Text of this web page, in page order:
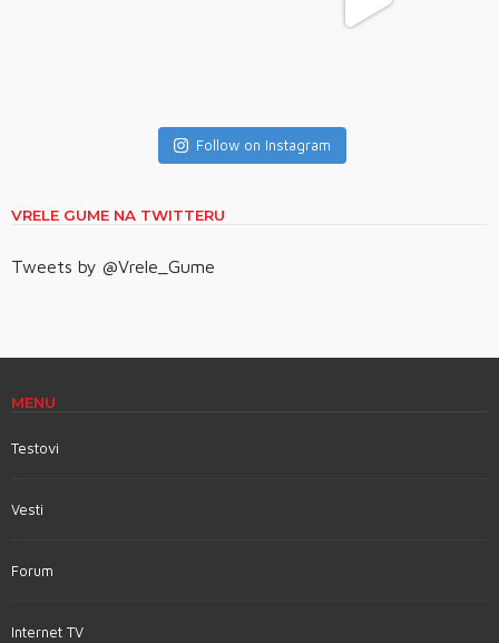
Follow on Instagram
VRELE GUME NA TWITTERU
Tweets by @Vrele_Gume
MENU
Testovi
Vesti
Forum
Internet TV